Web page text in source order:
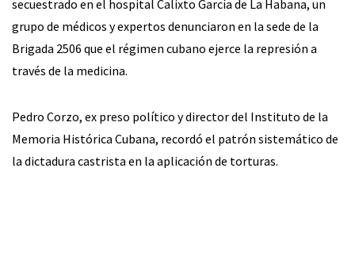
secuestrado en el hospital Calixto García de La Habana, un
grupo de médicos y expertos denunciaron en la sede de la
Brigada 2506 que el régimen cubano ejerce la represión a
través de la medicina.
Pedro Corzo, ex preso político y director del Instituto de la
Memoria Histórica Cubana, recordó el patrón sistemático de
la dictadura castrista en la aplicación de torturas.